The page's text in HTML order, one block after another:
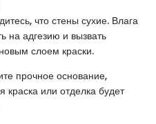
что стены сухие. Влага
на адгезию и вызвать
слоем краски.
прочное основание,
краска или отделка будет